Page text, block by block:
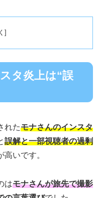
タ炎上は“誤
れたモナさんのインスタ
誤解と一部視聴者の過剰
高いです。
はモナさんが旅先で撮影